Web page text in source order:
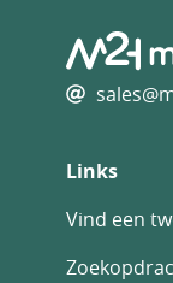
Links
Vind een